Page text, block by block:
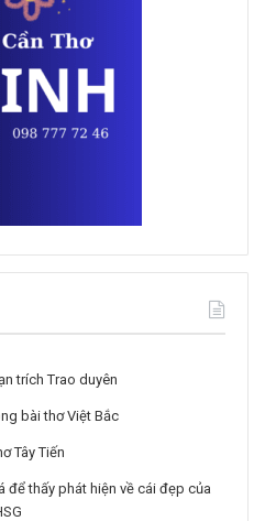
trích Trao duyên
bài thơ Việt Bắc
Tây Tiến
để thấy phát hiện về cái đẹp của